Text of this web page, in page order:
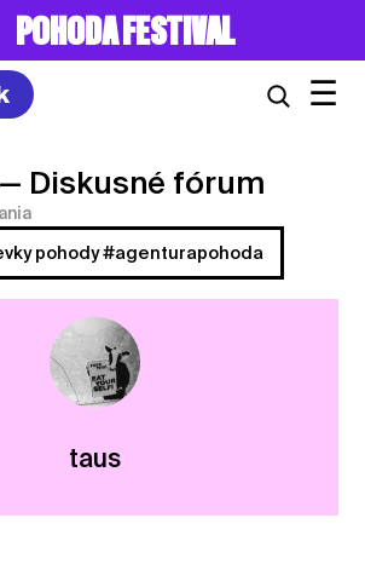
POHODA FESTIVAL
☰
— Diskusné fórum
pohody #agenturapohoda
taus